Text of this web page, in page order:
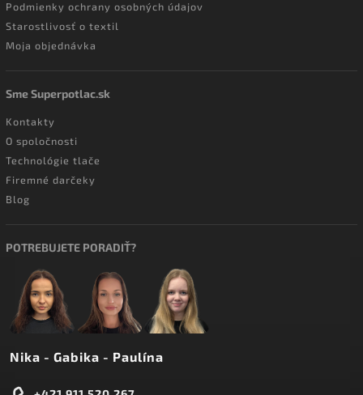
Podmienky ochrany osobných údajov
Starostlivosť o textil
Moja objednávka
Sme Superpotlac.sk
Kontakty
O spoločnosti
Technológie tlače
Firemné darčeky
Blog
POTREBUJETE PORADIŤ?
Nika - Gabika - Paulína